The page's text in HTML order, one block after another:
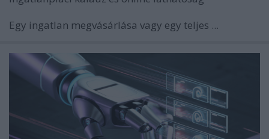
Egy ingatlan megvásárlása vagy egy teljes ...